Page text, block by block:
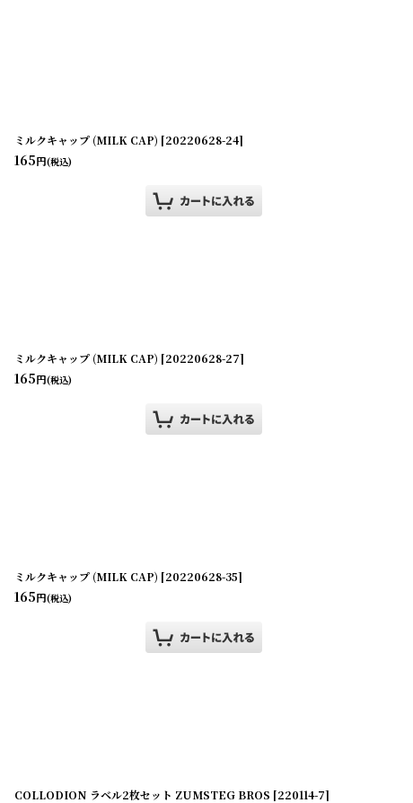
ミルクキャップ (MILK CAP) [20220628-24]
165円(税込)
ミルクキャップ (MILK CAP) [20220628-27]
165円(税込)
ミルクキャップ (MILK CAP) [20220628-35]
165円(税込)
COLLODION ラベル2枚セット ZUMSTEG BROS [220114-7]